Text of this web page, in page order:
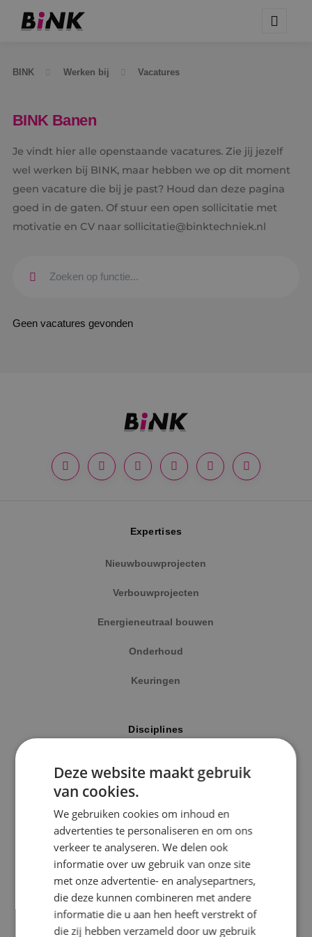
BINK Werken bij Vacatures
Kaatsheuvel
Sprundel
Specialisme
Beveiligingstechniek
Elektrotechniek
Energietechniek
BINK Banen
Je vindt hier alle openstaande vacatures. Zie jij jezelf
wel werken bij BINK, maar hebben we op dit moment
geen vacature die bij je past? Houd dan deze pagina
goed in de gaten. Of stuur een open sollicitatie met
motivatie en CV naar sollicitatie@binktechniek.nl
Geen vacatures gevonden
Expertises
Nieuwbouwprojecten
Verbouwprojecten
Energieneutraal bouwen
Onderhoud
Keuringen
Disciplines
Werktuigbouwkunde
Energietechniek
Beveiligingstechniek
Uitgelicht
Klimaatinstallaties
Deze website maakt gebruik
van cookies.
We gebruiken cookies om inhoud en
advertenties te personaliseren en om ons
verkeer te analyseren. We delen ook
informatie over uw gebruik van onze site
met onze advertentie- en analysepartners,
die deze kunnen combineren met andere
informatie die u aan hen heeft verstrekt of
die zij hebben verzameld door uw gebruik